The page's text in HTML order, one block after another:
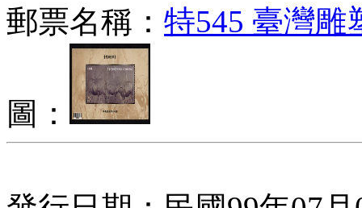
郵票名稱： 特545 臺灣雕
圖：